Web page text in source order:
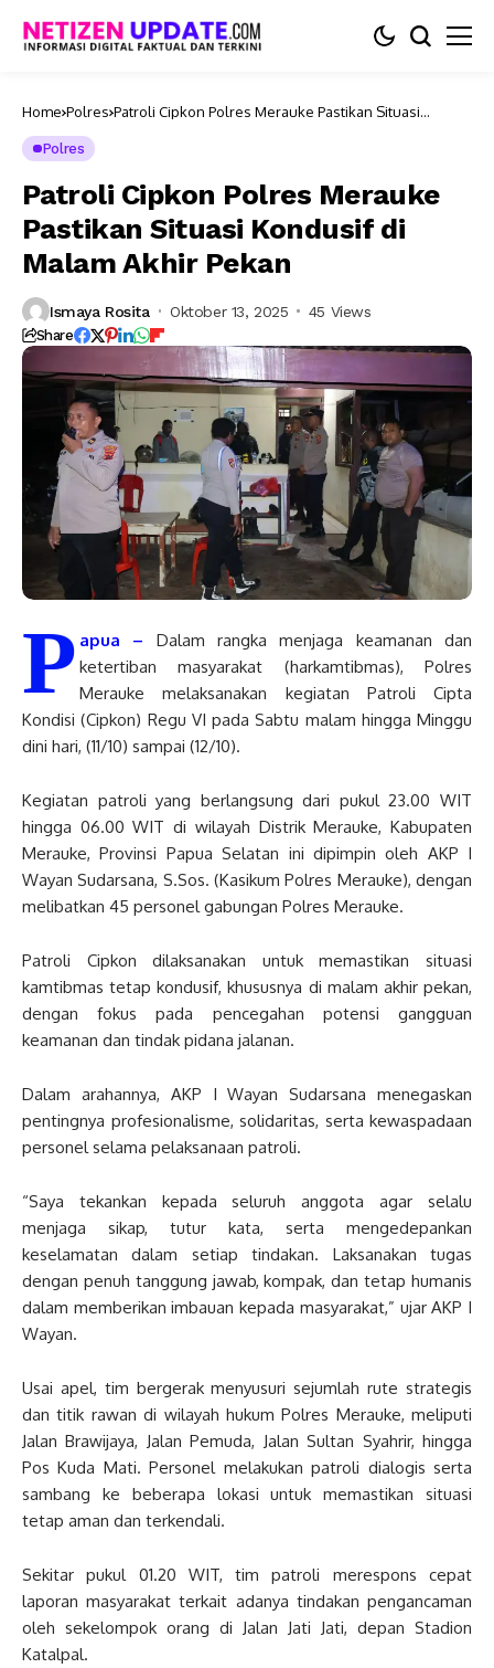
Home Polres Patroli Cipkon Polres Merauke Pastikan Situasi
Polres
Patroli Cipkon Polres Merauke
Pastikan Situasi Kondusif di
Malam Akhir Pekan
Ismaya Rosita Oktober 13, 2025 45 Views
Share
P apua – Dalam rangka menjaga keamanan dan
ketertiban masyarakat (harkamtibmas), Polres
Merauke melaksanakan kegiatan Patroli Cipta
Kondisi (Cipkon) Regu VI pada Sabtu malam hingga Minggu
dini hari, (11/10) sampai (12/10).
Kegiatan patroli yang berlangsung dari pukul 23.00 WIT
hingga 06.00 WIT di wilayah Distrik Merauke, Kabupaten
Merauke, Provinsi Papua Selatan ini dipimpin oleh AKP I
Wayan Sudarsana, S.Sos. (Kasikum Polres Merauke), dengan
melibatkan 45 personel gabungan Polres Merauke.
Patroli Cipkon dilaksanakan untuk memastikan situasi
kamtibmas tetap kondusif, khususnya di malam akhir pekan,
dengan fokus pada pencegahan potensi gangguan
keamanan dan tindak pidana jalanan.
Dalam arahannya, AKP I Wayan Sudarsana menegaskan
pentingnya profesionalisme, solidaritas, serta kewaspadaan
personel selama pelaksanaan patroli.
“Saya tekankan kepada seluruh anggota agar selalu
menjaga sikap, tutur kata, serta mengedepankan
keselamatan dalam setiap tindakan. Laksanakan tugas
dengan penuh tanggung jawab, kompak, dan tetap humanis
dalam memberikan imbauan kepada masyarakat,” ujar AKP I
Wayan.
Usai apel, tim bergerak menyusuri sejumlah rute strategis
dan titik rawan di wilayah hukum Polres Merauke, meliputi
Jalan Brawijaya, Jalan Pemuda, Jalan Sultan Syahrir, hingga
Pos Kuda Mati. Personel melakukan patroli dialogis serta
sambang ke beberapa lokasi untuk memastikan situasi
tetap aman dan terkendali.
Sekitar pukul 01.20 WIT, tim patroli merespons cepat
laporan masyarakat terkait adanya tindakan pengancaman
oleh sekelompok orang di Jalan Jati Jati, depan Stadion
Katalpal.